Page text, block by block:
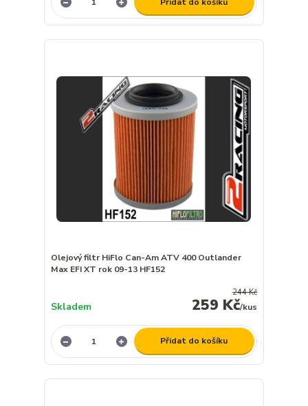
Olejový filtr HiFlo Can-Am ATV 400 Outlander
Max EFI XT rok 09-13 HF152
244 Kč
259 Kč/kus
Skladem
Přidat do košíku